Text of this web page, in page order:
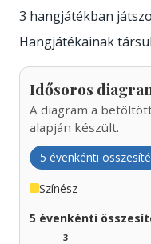
3 hangjátékban
Hangjátékainak
Idősoros
A diagram a
alapján készült.
5 évenkénti
Színész
5 évenkénti
3